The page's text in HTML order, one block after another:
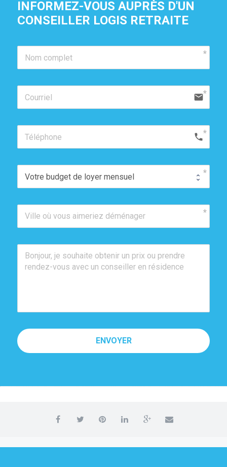
INFORMEZ-VOUS AUPRÈS D'UN
CONSEILLER LOGIS RETRAITE
email
phone
ENVOYER